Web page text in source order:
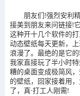
朋友们!强烈安利
接美到朋友来问链接!
这种开十几个软件的
动态壁纸每天更新，
浪漫了。最绝的是它
我家直接玩了半小时
糟的桌面变成极简风
的壁纸，回家接着用
了，真·打工人刚需!